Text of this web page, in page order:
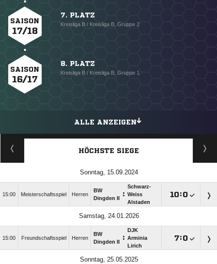
SAISON
17/18
7. PLATZ
Kreisliga B / Kreisliga B, Gruppe 2
SAISON
16/17
8. PLATZ
Kreisliga B / Kreisliga B, Gruppe 1
ALLE ANZEIGEN
HÖCHSTE SIEGE
Sonntag, 15.09.2024
15:00 Meisterschaftsspiel Herren
BW
Dingden II
:
Schwarz-
Weiss
Alstaden
:
Samstag, 24.01.2026
15:00 Freundschaftsspiel Herren
BW
Dingden II
:
DJK
Arminia
Lirich
:
Sonntag, 25.05.2025